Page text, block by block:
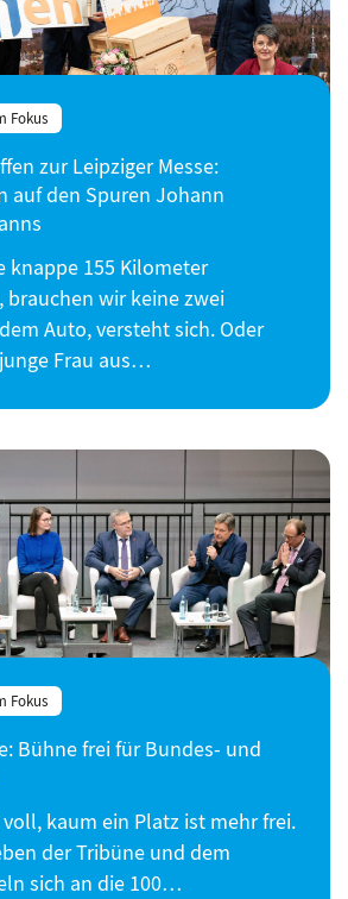
Fokus
zur Leipziger Messe:
auf den Spuren Johann
knappe 155 Kilometer
brauchen wir keine zwei
Auto, versteht sich. Oder
Frau aus…
Fokus
Bühne frei für Bundes- und
voll, kaum ein Platz ist mehr frei.
der Tribüne und dem
sich an die 100…